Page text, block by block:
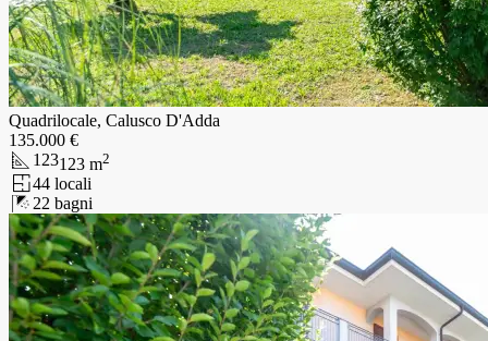
Quadrilocale, Calusco D'Adda
135.000 €
123123 m2
44 locali
22 bagni